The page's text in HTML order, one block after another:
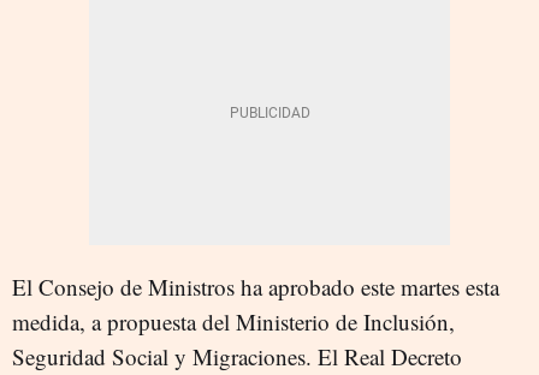
El Consejo de Ministros ha aprobado este martes esta
medida, a propuesta del Ministerio de Inclusión,
Seguridad Social y Migraciones. El Real Decreto